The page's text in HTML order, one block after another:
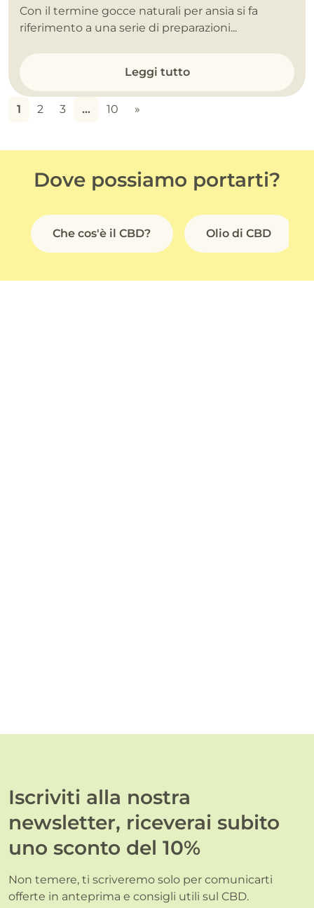
Con il termine gocce naturali per ansia si fa
riferimento a una serie di preparazioni...
Leggi tutto
1 2 3 … 10 »
Dove possiamo portarti?
Che cos'è il CBD? Olio di CBD
Iscriviti alla nostra
newsletter, riceverai subito
uno sconto del 10%
Non temere, ti scriveremo solo per comunicarti
offerte in anteprima e consigli utili sul CBD.